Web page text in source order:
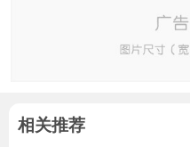
相关推荐